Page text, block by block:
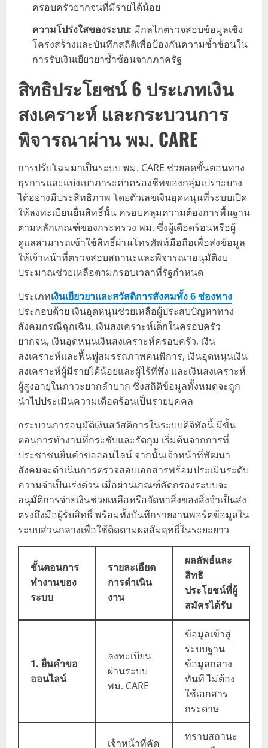
ครอบครัวยากจนที่มีรายได้น้อย
ความโปร่งใสของระบบ: มีกลไกตรวจสอบข้อมูลเชิง
โครงสร้างและบันทึกสถิติเพื่อป้องกันความซ้ำซ้อนใน
การรับเงินเยียวยาซ้ำซ้อนจากภาครัฐ
สิทธิประโยชน์ 6 ประเภทเงิน
สงเคราะห์ และกระบวนการ
พิจารณาผ่าน พม. CARE
การปรับโฉมมาเป็นระบบ พม. CARE ช่วยลดขั้นตอนทาง
ธุรการและแบ่งเบาภาระค่าครองชีพของกลุ่มเปราะบาง
ได้อย่างมีประสิทธิภาพ โดยตัวเลขเงินอุดหนุนที่ระบบเปิด
ให้ลงทะเบียนยื่นสิทธิ์นั้น ครอบคลุมความต้องการพื้นฐาน
ตามหลักเกณฑ์ของกระทรวง พม. ซึ่งผู้เดือดร้อนหรือผู้
ดูแลสามารถเข้าใช้สิทธิ์ผ่านโทรศัพท์มือถือเพื่อส่งข้อมูล
ให้เจ้าหน้าที่ตรวจสอบสถานะและพิจารณาอนุมัติงบ
ประมาณช่วยเหลือตามกรอบเวลาที่รัฐกำหนด
ประเภทเงินเยียวยาและสวัสดิการสังคมทั้ง 6 ช่องทาง
ประกอบด้วย เงินอุดหนุนช่วยเหลือผู้ประสบปัญหาทาง
สังคมกรณีฉุกเฉิน, เงินสงเคราะห์เด็กในครอบครัว
ยากจน, เงินอุดหนุนเงินสงเคราะห์ครอบครัว, เงิน
สงเคราะห์และฟื้นฟูสมรรถภาพคนพิการ, เงินอุดหนุนเงิน
สงเคราะห์ผู้มีรายได้น้อยและผู้ไร้ที่พึ่ง และเงินสงเคราะห์
ผู้สูงอายุในภาวะยากลำบาก ซึ่งสถิติข้อมูลทั้งหมดจะถูก
นำไปประเมินความเดือดร้อนเป็นรายบุคคล
กระบวนการอนุมัติเงินสวัสดิการในระบบดิจิทัลนี้ มีขั้น
ตอนการทำงานที่กระชับและรัดกุม เริ่มต้นจากการที่
ประชาชนยื่นคำขอออนไลน์ จากนั้นเจ้าหน้าที่พัฒนา
สังคมจะดำเนินการตรวจสอบเอกสารพร้อมประเมินระดับ
ความจำเป็นเร่งด่วน เมื่อผ่านเกณฑ์คัดกรองระบบจะ
อนุมัติการจ่ายเงินช่วยเหลือหรือจัดหาสิ่งของสิ่งจำเป็นส่ง
ตรงถึงมือผู้รับสิทธิ์ พร้อมทั้งบันทึกรายงานพอร์ตข้อมูลใน
ระบบส่วนกลางเพื่อใช้ติดตามผลสัมฤทธิ์ในระยะยาว
ขั้นตอนการ
ทำงานของ
ระบบ
รายละเอียด
การดำเนิน
งาน
ผลลัพธ์และ
สิทธิ
ประโยชน์ที่ผู้
สมัครได้รับ
1. ยื่นคำขอ
ออนไลน์
ลงทะเบียน
ผ่านระบบ
พม. CARE
ข้อมูลเข้าสู่
ระบบฐาน
ข้อมูลกลาง
ทันที ไม่ต้อง
ใช้เอกสาร
กระดาษ
เจ้าหน้าที่คัด
ทราบสถานะ